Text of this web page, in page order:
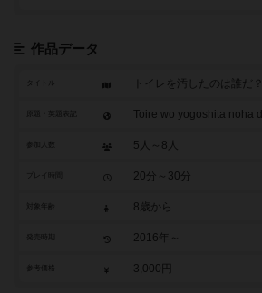
作品データ
タイトル トイレを汚したのは誰だ？
Toire wo yogoshita noha
参加人数 5人～8人
20分～30分
8歳から
2016年～
参考価格 3,000円